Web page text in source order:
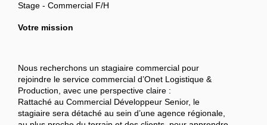
Stage - Commercial F/H
Votre mission
Nous recherchons un stagiaire commercial pour
rejoindre le service commercial d’Onet Logistique &
Production, avec une perspective claire :
Rattaché au Commercial Développeur Senior, le
stagiaire sera détaché au sein d’une agence régionale,